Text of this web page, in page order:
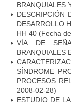
BRANQUIALES
DESCRIPCIÓN
DESARROLLO
HH 40 (Fecha
VÍA DE
BRANQUIALES
SÍNDROME
PROCESOS
2008-02-28)
ESTUDIO DE